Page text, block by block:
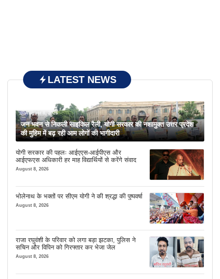
LATEST NEWS
August 8, 2026
जन भवन से निकली साइकिल रैली, योगी सरकार की नशामुक्त उत्तर प्रदेश
की मुहिम में बढ़ रही आम लोगों की भागीदारी
योगी सरकार की पहलः आईएएस-आईपीएस और
आईएफएस अधिकारी हर माह विद्यार्थियों से करेंगे संवाद
August 8, 2026
भोलेनाथ के भक्तों पर सीएम योगी ने की श्रद्धा की पुष्पवर्षा
August 8, 2026
राजा रघुवंशी के परिवार को लगा बड़ा झटका, पुलिस ने
सचिन और विपिन को गिरफ्तार कर भेजा जेल
August 8, 2026